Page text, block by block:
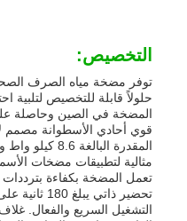
التخصيص:
حلولاً قابلة للتخصيص لتلبية
قوي أحادي الأسطوانة مصمم
مثالية لتطبيقات مضخات
التشغيل السريع والفعال.